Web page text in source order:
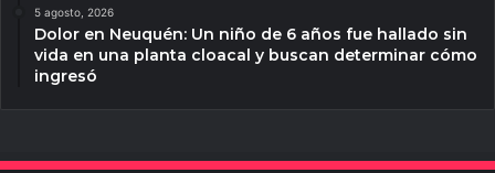
5 agosto, 2026
Dolor en Neuquén: Un niño de 6 años fue hallado sin
vida en una planta cloacal y buscan determinar cómo
ingresó